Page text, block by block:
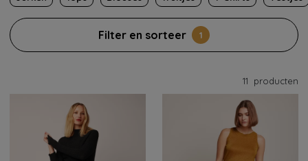
Filter en sorteer 1
11 producten